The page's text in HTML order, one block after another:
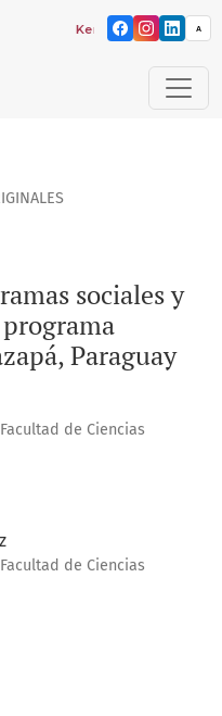
Kera yvoty: A
y desarrollo. El caso
sociales y
Paraguay
de Ciencias
de Ciencias